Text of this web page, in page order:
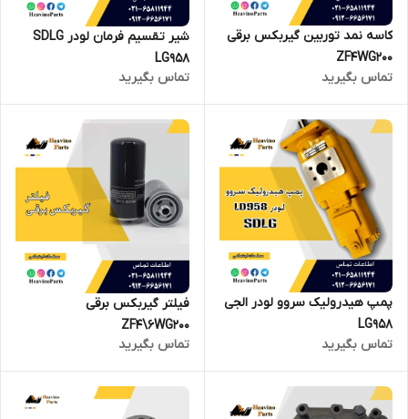
کاسه نمد توربین گیربکس برقی
ZF4WG200
تماس بگیرید
شیر تقسیم فرمان لودر SDLG
LG958
تماس بگیرید
پمپ هیدرولیک سروو لودر الجی
LG958
تماس بگیرید
فیلتر گیربکس برقی
ZF4\6WG200
تماس بگیرید